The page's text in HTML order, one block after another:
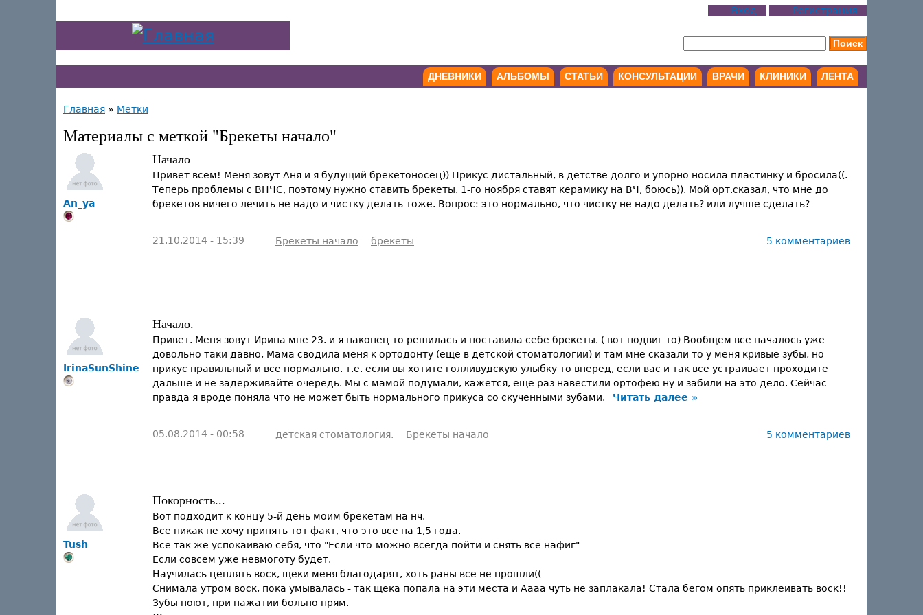
Вход Регистрация
ДНЕВНИКИ АЛЬБОМЫ СТАТЬИ КОНСУЛЬТАЦИИ ВРАЧИ КЛИНИКИ ЛЕНТА
Главная » Метки
Материалы с меткой "Брекеты начало"
An_ya
Начало
Привет всем! Меня зовут Аня и я будущий брекетоносец)) Прикус дистальный, в детстве долго и упорно носила пластинку и бросила((.
Теперь проблемы с ВНЧС, поэтому нужно ставить брекеты. 1-го ноября ставят керамику на ВЧ, боюсь)). Мой орт.сказал, что мне до
брекетов ничего лечить не надо и чистку делать тоже. Вопрос: это нормально, что чистку не надо делать? или лучше сделать?
21.10.2014 - 15:39 Брекеты начало брекеты 5 комментариев
IrinaSunShine
Начало.
Привет. Меня зовут Ирина мне 23. и я наконец то решилась и поставила себе брекеты. ( вот подвиг то) Вообщем все началось уже
довольно таки давно, Мама сводила меня к ортодонту (еще в детской стоматологии) и там мне сказали то у меня кривые зубы, но
прикус правильный и все нормально. т.е. если вы хотите голливудскую улыбку то вперед, если вас и так все устраивает проходите
дальше и не задерживайте очередь. Мы с мамой подумали, кажется, еще раз навестили ортофею ну и забили на это дело. Сейчас
правда я вроде поняла что не может быть нормального прикуса со скученными зубами.
Читать далее »
05.08.2014 - 00:58 детская стоматология. Брекеты начало 5 комментариев
Tush
Покорность...
Вот подходит к концу 5-й день моим брекетам на нч.
Все никак не хочу принять тот факт, что это все на 1,5 года.
Все так же успокаиваю себя, что "Если что-можно всегда пойти и снять все нафиг"
Если совсем уже невмоготу будет.
Научилась цеплять воск, щеки меня благодарят, хоть раны все не прошли((
Снимала утром воск, пока умывалась - так щека попала на эти места и Аааа чуть не заплакала! Стала бегом опять приклеивать воск!!
Зубы ноют, при нажатии больно прям.